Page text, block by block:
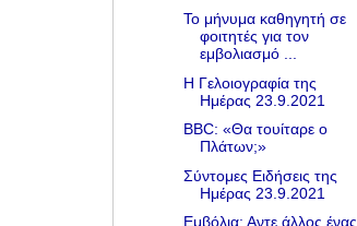
Το μήνυμα καθηγητή σε
φοιτητές για τον
εμβολιασμό ...
Η Γελοιογραφία της
Ημέρας 23.9.2021
BBC: «Θα τουίταρε ο
Πλάτων;»
Σύντομες Ειδήσεις της
Ημέρας 23.9.2021
Εμβόλια: Αντε άλλος ένας